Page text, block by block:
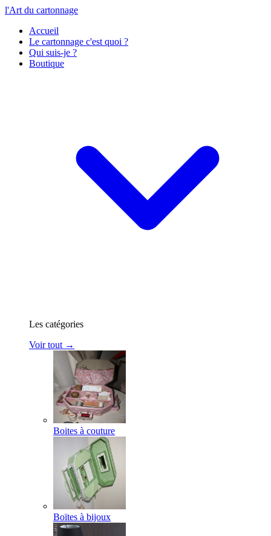
l'Art du cartonnage
Accueil
Le cartonnage c'est quoi ?
Qui suis-je ?
Boutique
Les catégories
Voir tout →
Boites à couture
Boïtes à bijoux